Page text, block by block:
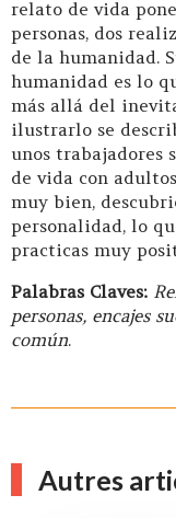
relato de vida
personas, dos
de la humanidad.
humanidad es lo
más allá del
ilustrarlo se
unos trabajadores
de vida con
muy bien,
personalidad, lo
practicas muy
Palabras Claves:
personas, encajes
común.
Autres